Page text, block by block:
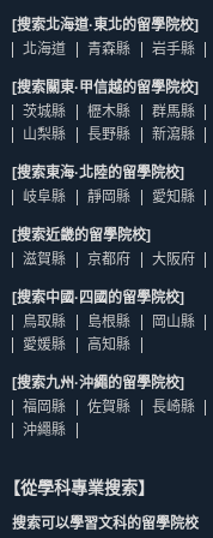
[搜索北海道·東北的留學院校]
北海道
青森縣 岩手縣
[搜索關東·甲信越的留學院校]
茨城縣
櫪木縣 群馬縣
山梨縣
長野縣 新瀉縣
[搜索東海·北陸的留學院校]
岐阜縣
靜岡縣 愛知縣
[搜索近畿的留學院校]
滋賀縣
京都府 大阪府
[搜索中國·四國的留學院校]
鳥取縣
島根縣 岡山縣
愛媛縣
高知縣
[搜索九州·沖繩的留學院校]
福岡縣
佐賀縣 長崎縣
沖繩縣
【從學科專業搜索】
搜索可以學習文科的留學院校